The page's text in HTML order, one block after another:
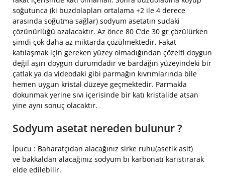
soğutunca (ki buzdolapları ortalama +2 ile 4 derece
arasında soğutma sağlar) sodyum asetatın sudaki
çözünürlüğü azalacaktır. Az önce 80 C’de 30 gr çözülürken
şimdi çok daha az miktarda çözülmektedir. Fakat
katılaşmak için gereken yüzey olmadığından çözelti doygun
değil aşırı doygun durumdadır ve bardağın yüzeyindeki bir
çatlak ya da videodaki gibi parmağın kıvrımlarında bile
hemen uygun kristal düzeye geçmektedir. Parmakla
dokunmak yerine sıvı içerisinde bir katı kristalide atsan
yine aynı sonuç olacaktır.
Sodyum asetat nereden bulunur ?
İpucu : Baharatçıdan alacağınız sirke ruhu(asetik asit)
ve bakkaldan alacağınız sodyum bı karbonatı karıstırarak
elde edilebilir.